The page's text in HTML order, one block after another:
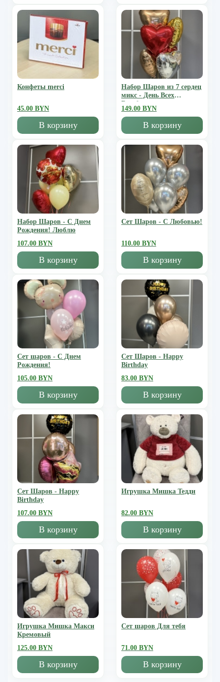
Конфеты merci
45.00 BYN
В корзину
Набор Шаров из 7 сердец
микс - День Всех
Влюбленных
149.00 BYN
В корзину
Набор Шаров - С Днем
Рождения! Люблю
107.00 BYN
В корзину
Сет Шаров - С Любовью!
110.00 BYN
В корзину
Сет шаров - С Днем
Рождения!
105.00 BYN
В корзину
Сет Шаров - Happy
Birthday
83.00 BYN
В корзину
Сет Шаров - Happy
Birthday
107.00 BYN
В корзину
Игрушка Мишка Тедди
82.00 BYN
В корзину
Игрушка Мишка Mакси
Кремовый
125.00 BYN
В корзину
Сет шаров Для тебя
71.00 BYN
В корзину